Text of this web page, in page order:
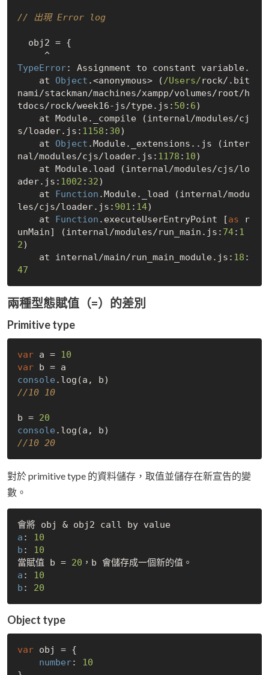
// 出現 Error log
     ^
TypeError: Assignment to constant variable.
    at
Object .<anonymous> (/Users/rock/.bit
nami/stackman/machines/xampp/volumes/root/h
tdocs/rock/week16-js/type.js: 50 : 6)
s/loader.js: 1158 : 30)
    at
Object .Module._extensions..js (inter
nal/modules/cjs/loader.js: 1178 : 10)
ader.js: 1002 : 32)
    at
Function .Module._load (internal/modu
les/cjs/loader.js: 901 : 14)
    at
Function .executeUserEntryPoint [as r
unMain] (internal/modules/run_main.js: 74: 1
2)
    at internal/main/run_main_module.js:
18 :
47
兩種型態賦值（=）的差別
Primitive type
var a = 10
var
console
//10 10
b = 20
console
//10 20
對於 primitive type 的資料儲存，取值並儲存在新宣告的變
數。
會將 obj & obj2 call by value
a : 10
b : 10
當賦值 b = 20
a : 10
b : 20
Object type
var obj = {
number: 10